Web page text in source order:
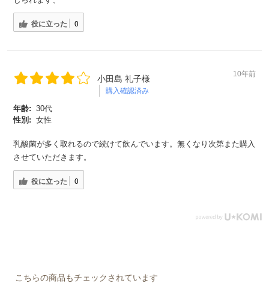
役に立った 0
小田島 礼子様
購入確認済み
10年前
年齢: 30代
性別: 女性
乳酸菌が多く取れるので続けて飲んでいます。無くなり次第また購入
させていただきます。
役に立った 0
こちらの商品もチェックされています
利用条件：3,000円以上のお買い物でご利用いただけます
※他のクーポンとの併用はできません